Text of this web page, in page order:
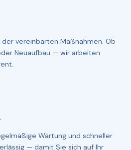
vereinbarten Maßnahmen. Ob
Neuaufbau — wir arbeiten
Wartung und schneller
— damit Sie sich auf Ihr